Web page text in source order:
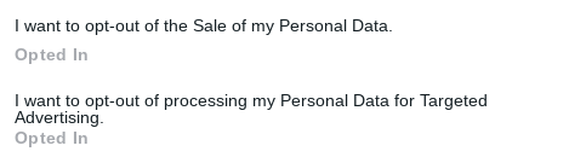
I want to opt-out of the Sale of my Personal Data.
Opted In
I want to opt-out of processing my Personal Data for Targeted
Advertising.
Opted In
e correttezza per chi verrà dopo di noi. Infatti
affidato esternamente trova la necessaria
e, pertanto, non potrà mai verificarsi in futuro un
come quello di oggi. Nonostante il debito derivasse da
della cosa pubblica dell’amministrazione a guida PD,
l’unica forza politica che ha votato astenendosi